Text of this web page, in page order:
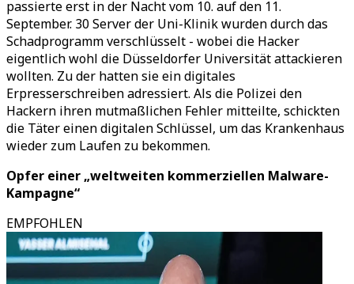
passierte erst in der Nacht vom 10. auf den 11.
September. 30 Server der Uni-Klinik wurden durch das
Schadprogramm verschlüsselt - wobei die Hacker
eigentlich wohl die Düsseldorfer Universität attackieren
wollten. Zu der hatten sie ein digitales
Erpresserschreiben adressiert. Als die Polizei den
Hackern ihren mutmaßlichen Fehler mitteilte, schickten
die Täter einen digitalen Schlüssel, um das Krankenhaus
wieder zum Laufen zu bekommen.
Opfer einer „weltweiten kommerziellen Malware-
Kampagne“
EMPFOHLEN